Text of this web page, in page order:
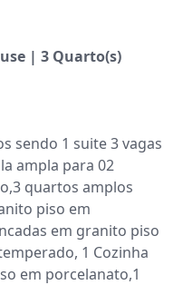
| 3 Quarto(s)
sendo 1 suite 3 vagas
ampla para 02
quartos amplos
piso em
em granito piso
1 Cozinha
em porcelanato,1